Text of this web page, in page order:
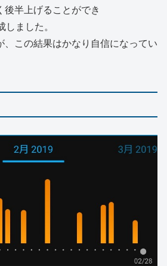
半上げることができ
ました。
、この結果はかなり自信になってい